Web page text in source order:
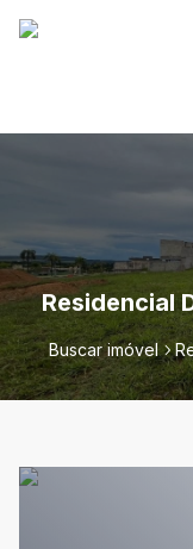
Residencial
Buscar imóvel